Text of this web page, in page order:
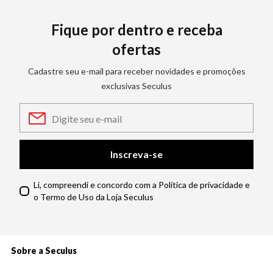
Fique por dentro e receba
ofertas
Cadastre seu e-mail para receber novidades e promoções
exclusivas Seculus
Inscreva-se
Li, compreendi e concordo com a Política de privacidade e
o Termo de Uso da Loja Seculus
Sobre a Seculus